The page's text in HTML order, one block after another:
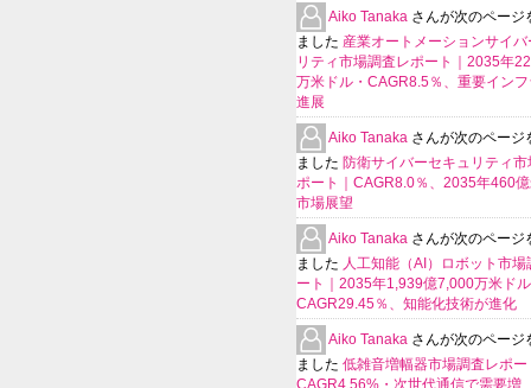
Aiko Tanaka さんが次のページ
ました 産業オートメーションサイ
リティ市場調査レポート｜2035年
万米ドル・CAGR8.5％、重要イン
進展
Aiko Tanaka さんが次のページ
ました 防衛サイバーセキュリティ
ポート｜CAGR8.0％、2035年460
市場展望
Aiko Tanaka さんが次のページ
ました 人工知能（AI）ロボット市場
ート｜2035年1,939億7,000万米ド
CAGR29.45％、知能化技術が進化
Aiko Tanaka さんが次のページ
ました 低雑音増幅器市場調査レポー
CAGR4.56%・次世代通信で需要増